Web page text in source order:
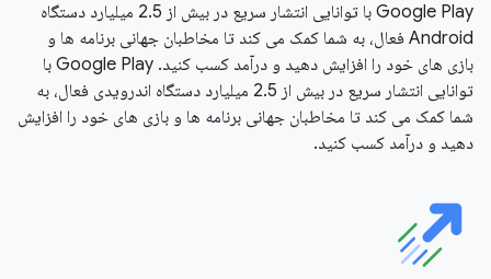
Google Play با توانایی انتشار سریع در بیش از 2.5 میلیارد دستگاه
Android فعال، به شما کمک می کند تا مخاطبان جهانی برنامه ها و
بازی های خود را افزایش دهید و درآمد کسب کنید. Google Play با
توانایی انتشار سریع در بیش از 2.5 میلیارد دستگاه اندرویدی فعال، به
شما کمک می کند تا مخاطبان جهانی برنامه ها و بازی های خود را افزایش
دهید و درآمد کسب کنید.